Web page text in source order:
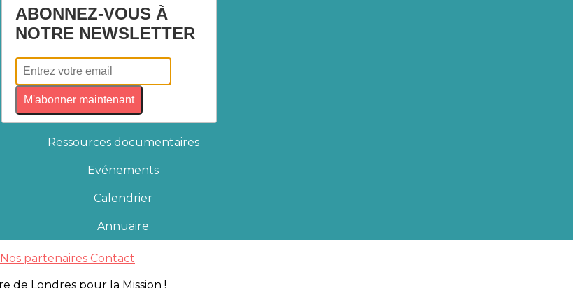
Prier avec Magdalena
Accueil bénévoles
Coordonnées antennes
Boîte à outils
Ressources documentaires
Evénements
Calendrier
Annuaire
Nos partenaires Contact
ABONNEZ-VOUS À
NOTRE NEWSLETTER
M'abonner maintenant